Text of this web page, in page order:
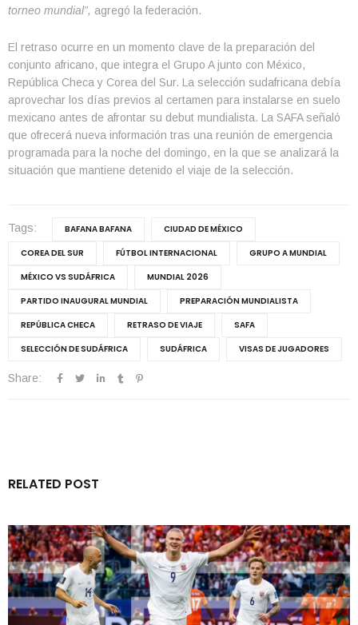
torneo mundial”, agregó la federación.
El retraso ocurre en un momento clave de la preparación del
conjunto africano, que integra el Grupo A junto con México,
República Checa y Corea del Sur. La selección sudafricana debía
aprovechar los días previos al certamen para instalarse en suelo
mexicano antes de afrontar su debut mundialista. La SAFA señaló
que ofrecerá nueva información tras una reunión de emergencia
programada para la noche del domingo, en la que se analizará la
situación que mantiene detenido el viaje de la selección.
Tags: BAFANA BAFANA
CIUDAD DE MÉXICO
COREA DEL SUR
FÚTBOL INTERNACIONAL
GRUPO A MUNDIAL
MÉXICO VS SUDÁFRICA
MUNDIAL 2026
PARTIDO INAUGURAL MUNDIAL
PREPARACIÓN MUNDIALISTA
REPÚBLICA CHECA
RETRASO DE VIAJE
SAFA
SELECCIÓN DE SUDÁFRICA
SUDÁFRICA VISAS DE JUGADORES
Share:
RELATED POST